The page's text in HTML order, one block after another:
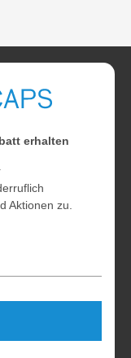
erhalten
Aktionen zu.